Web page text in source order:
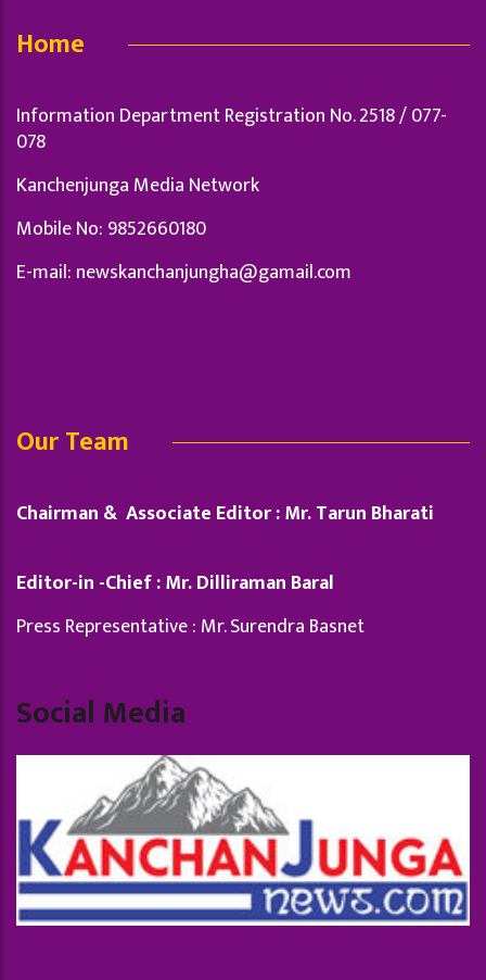
Home
Information Department Registration No. 2518 / 077-
078
Kanchenjunga Media Network
Mobile No: 9852660180
E-mail: newskanchanjungha@gamail.com
Our Team
Chairman & Associate Editor : Mr. Tarun Bharati
Editor-in -Chief : Mr. Dilliraman Baral
Press Representative : Mr. Surendra Basnet
Social Media